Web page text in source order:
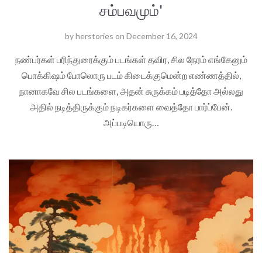
சம்பவமும்'
byherstories on December 16, 2024
நண்பர்கள் பரிந்துரைக்கும் படங்கள் தவிர, சில நேரம் எங்கேனும்
பொக்கிஷம் போலொரு படம் கிடைக்குமென்ற எண்ணத்தில்,
நானாகவே சில படங்களை, அதன் சுருக்கம் படித்தோ அல்லது
அதில் நடித்திருக்கும் நடிகர்களை வைத்தோ பார்ப்பேன்.
அப்படியொரு…